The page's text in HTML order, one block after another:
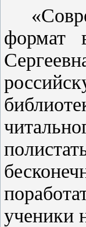
формат
ученики